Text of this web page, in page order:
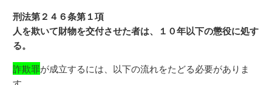
刑法第２４６条第１項
人を欺いて財物を交付させた者は、１０年以下の懲役に処す
る。
詐欺罪が成立するには、以下の流れをたどる必要がありま